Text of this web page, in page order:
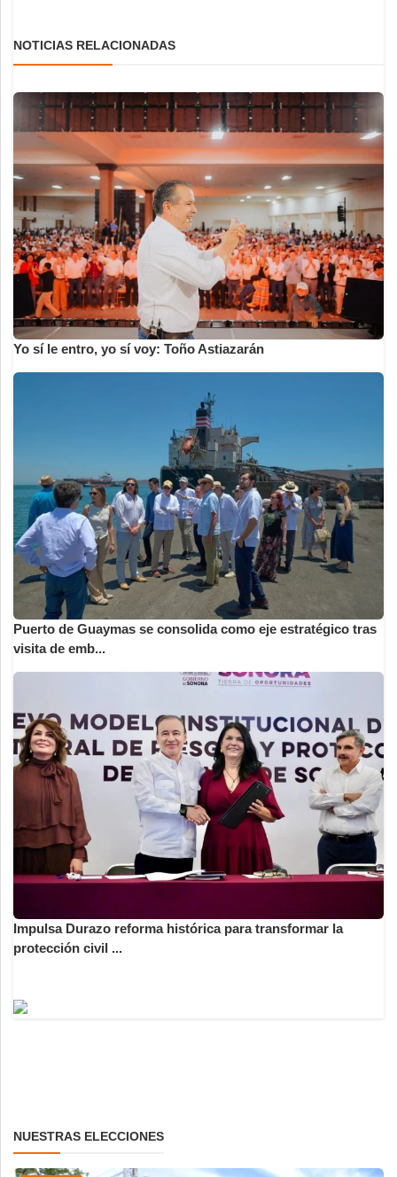
NOTICIAS RELACIONADAS
Yo sí le entro, yo sí voy: Toño Astiazarán
Puerto de Guaymas se consolida como eje estratégico tras
visita de emb...
Impulsa Durazo reforma histórica para transformar la
protección civil ...
NUESTRAS ELECCIONES